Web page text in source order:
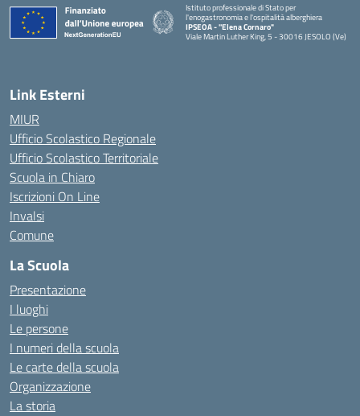
Istituto professionale di Stato per
l'enogastronomia e l'ospitalità alberghiera
IPSEOA - ''Elena Cornaro"
Viale Martin Luther King, 5 - 30016 JESOLO (Ve)
Link Esterni
MIUR
Ufficio Scolastico Regionale
Ufficio Scolastico Territoriale
Scuola in Chiaro
Iscrizioni On Line
Invalsi
Comune
La Scuola
Presentazione
I luoghi
Le persone
I numeri della scuola
Le carte della scuola
Organizzazione
La storia